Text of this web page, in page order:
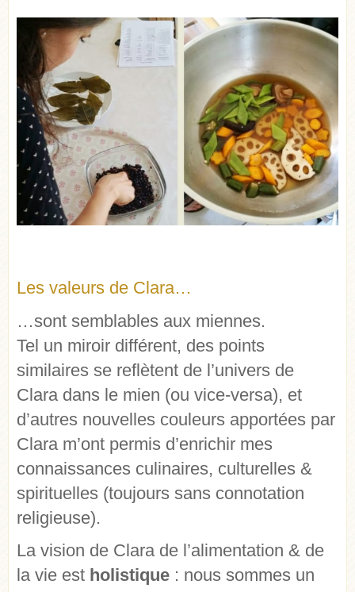
Les valeurs de Clara…
…sont semblables aux miennes.
Tel un miroir différent, des points
similaires se reflètent de l’univers de
Clara dans le mien (ou vice-versa), et
d’autres nouvelles couleurs apportées par
Clara m’ont permis d’enrichir mes
connaissances culinaires, culturelles &
spirituelles (toujours sans connotation
religieuse).
La vision de Clara de l’alimentation & de
la vie est holistique : nous sommes un